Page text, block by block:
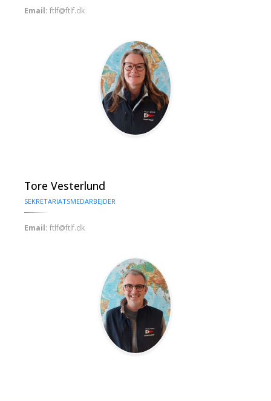
Email: ftlf@ftlf.dk
Tore Vesterlund
SEKRETARIATSMEDARBEJDER
Email: ftlf@ftlf.dk